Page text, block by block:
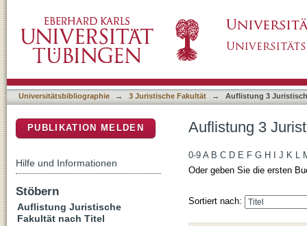
Universitätsbibliographie → 3 Juristische Fakultät → Auflistung 3
Auflistung 3
0-9 A B C D E F G H J K L
Oder geben Sie die ersten
Sortiert nach:
PUBLIKATION MELDEN
Hilfe und Informationen
Stöbern
Auflistung Juristische
Fakultät nach Titel